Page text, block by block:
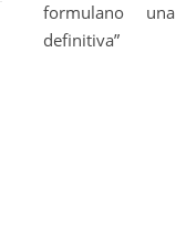
formulano
definitiva”